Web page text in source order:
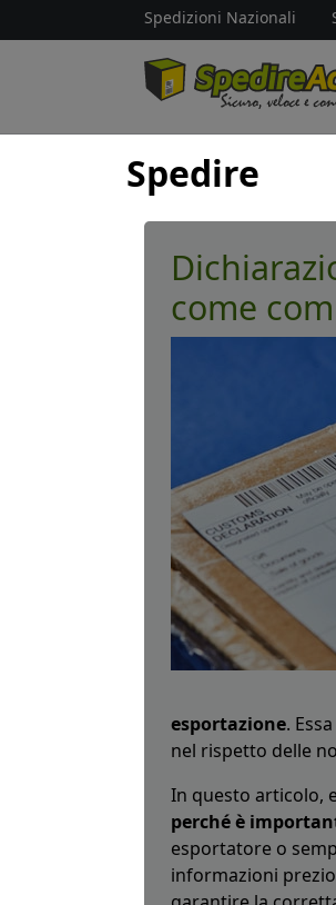
Spedizioni Nazionali
Spedire
come
esportazione.
nel rispetto delle
In questo articolo,
perché è
esportatore o
informazioni